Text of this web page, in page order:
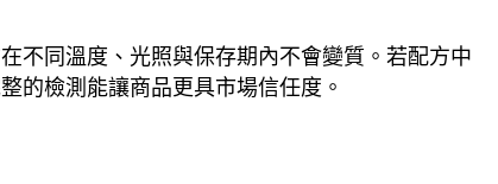
不同溫度、光照與保存期內不會變質。若配方中
的檢測能讓商品更具市場信任度。